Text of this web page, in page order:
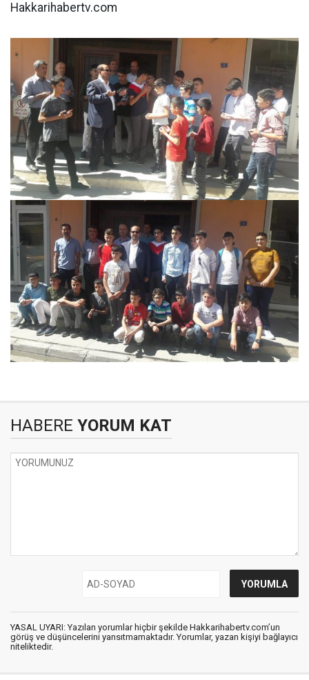
Hakkarihabertv.com
HABERE YORUM KAT
YASAL UYARI: Yazılan yorumlar hiçbir şekilde Hakkarihabertv.com’un
görüş ve düşüncelerini yansıtmamaktadır. Yorumlar, yazan kişiyi bağlayıcı
niteliktedir.